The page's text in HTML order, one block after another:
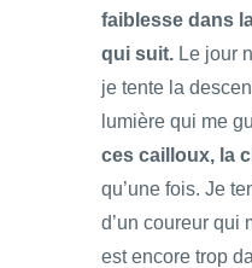
faiblesse dans
qui suit. Le jour
je tente la
lumière qui me
ces cailloux, la
qu’une fois. Je
d’un coureur qui
est encore trop